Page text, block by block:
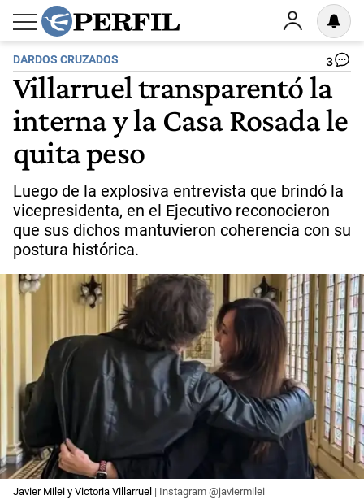
DARDOS CRUZADOS 3
Villarruel transparentó la
interna y la Casa Rosada le
quita peso
Luego de la explosiva entrevista que brindó la
vicepresidenta, en el Ejecutivo reconocieron
que sus dichos mantuvieron coherencia con su
postura histórica.
Javier Milei y Victoria Villarruel | Instagram @javiermilei